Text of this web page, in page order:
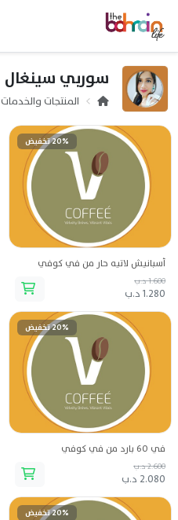
سوربي سينغال
المنتجات والخدمات
20% تخفيض
أسبانيش لاتيه حار من في كوفي
1.600 د.ب
1.280 د.ب
20% تخفيض
في ٦٠ بارد من في كوفي
2.600 د.ب
2.080 د.ب
20% تخفيض